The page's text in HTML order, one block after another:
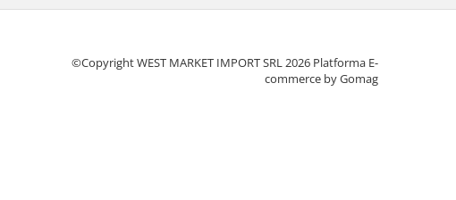
©Copyright WEST MARKET IMPORT SRL 2026 Platforma E-
commerce by Gomag